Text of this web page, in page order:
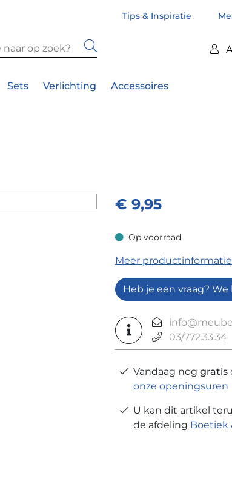
Tips & Inspiratie
Sets Verlichting Accessoires
€ 9,95
Op voorraad
Op voorraad
Meer productinformatie
Heb je een vraag?
03/772.33.34
Vandaag nog gratis
onze openingsuren
U kan dit artikel
de afdeling Boetiek